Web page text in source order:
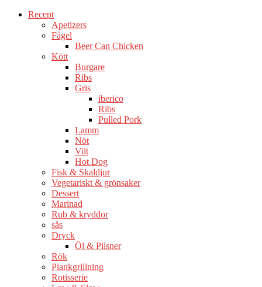
Recept
Apetizers
Fågel
Beer Can Chicken
Kött
Burgare
Ribs
Gris
iberico
Ribs
Pulled Pork
Lamm
Nöt
Vilt
Hot Dog
Fisk & Skaldjur
Vegetariskt & grönsaker
Dessert
Marinad
Rub & kryddor
sås
Dryck
Öl & Pilsner
Rök
Plankgrillning
Rotisserie